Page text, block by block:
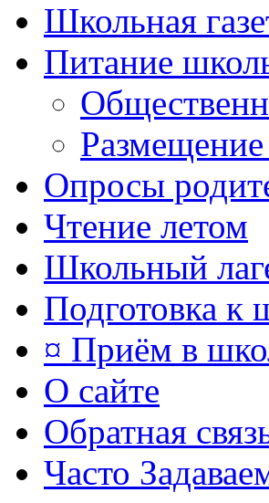
Школьная
Питание
Опросы
Чтение летом
Школьный
Подготовка к
¤ Приём в
О сайте
Обратная
Часто